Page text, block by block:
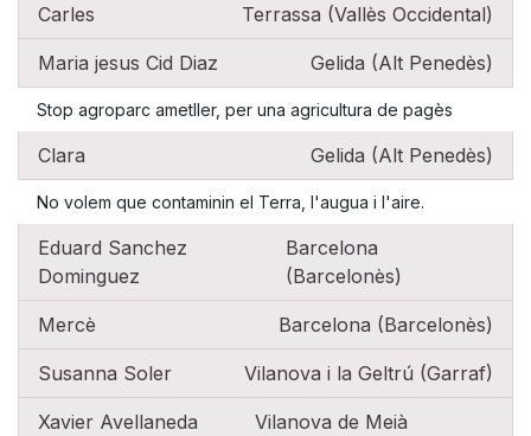
Carles Terrassa (Vallès Occidental)
Maria jesus Cid Diaz Gelida (Alt Penedès)
Stop agroparc ametller, per una agricultura de pagès
Clara Gelida (Alt Penedès)
No volem que contaminin el Terra, l'augua i l'aire.
Eduard Sanchez
Dominguez
Barcelona
(Barcelonès)
Mercè Barcelona (Barcelonès)
Susanna Soler Vilanova i la Geltrú (Garraf)
Xavier Avellaneda
Vilanova de Meià